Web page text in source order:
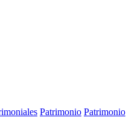
Patrimonio Patrimonio